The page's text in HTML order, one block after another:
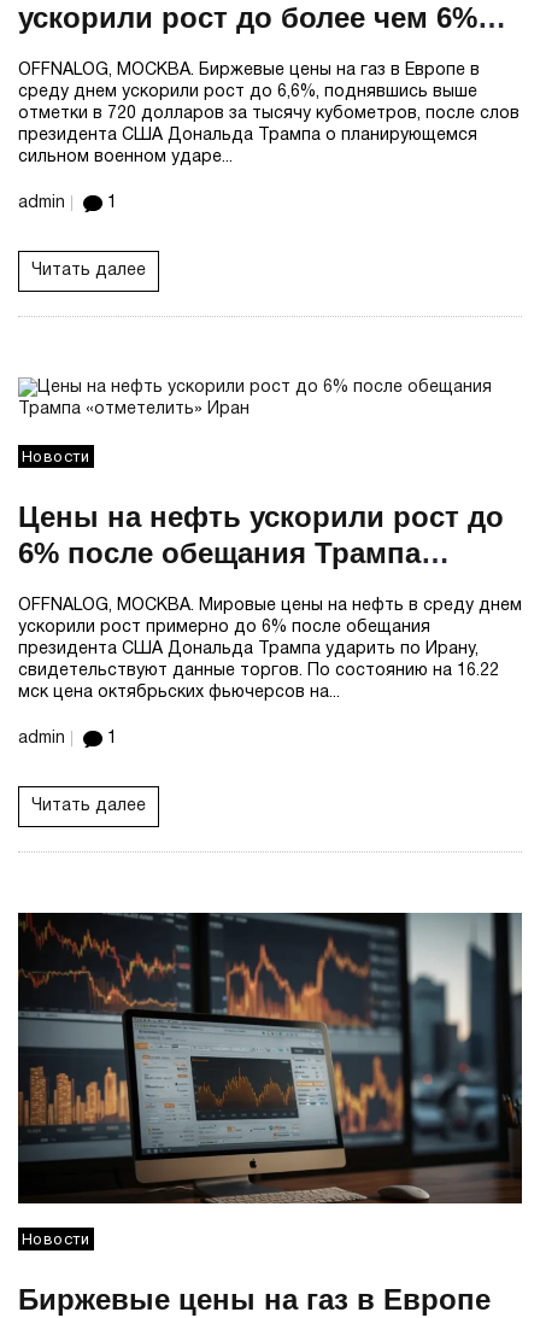
ускорили рост до более чем 6%
после заявления Трампа
OFFNALOG, МОСКВА. Биржевые цены на газ в Европе в
среду днем ускорили рост до 6,6%, поднявшись выше
отметки в 720 долларов за тысячу кубометров, после слов
президента США Дональда Трампа о планирующемся
сильном военном ударе...
admin 1
Читать далее
Новости
Цены на нефть ускорили рост до
6% после обещания Трампа
«отметелить» Иран
OFFNALOG, МОСКВА. Мировые цены на нефть в среду днем
ускорили рост примерно до 6% после обещания
президента США Дональда Трампа ударить по Ирану,
свидетельствуют данные торгов. По состоянию на 16.22
мск цена октябрьских фьючерсов на...
admin 1
Читать далее
Новости
Биржевые цены на газ в Европе